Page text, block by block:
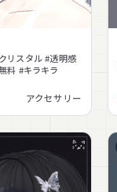
リスタル #透明感
料 #キラキラ
アクセサリー